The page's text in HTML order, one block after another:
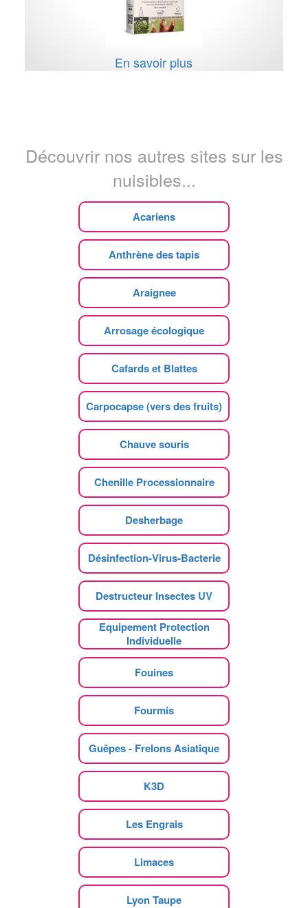
En savoir plus
Découvrir nos autres sites sur les
nuisibles...
Acariens
Anthrène des tapis
Araignee
Arrosage écologique
Cafards et Blattes
Carpocapse (vers des fruits)
Chauve souris
Chenille Processionnaire
Desherbage
Désinfection-Virus-Bacterie
Destructeur Insectes UV
Equipement Protection
Individuelle
Fouines
Fourmis
Guêpes - Frelons Asiatique
K3D
Les Engrais
Limaces
Lyon Taupe